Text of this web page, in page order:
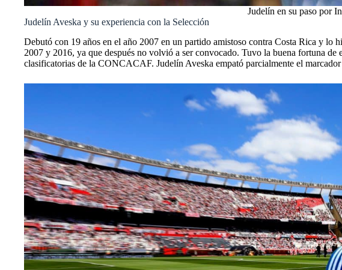
Judelín en su paso por
Judelín Aveska y su experiencia con la Selección
Debutó con 19 años en el año 2007 en un partido amistoso contra Costa Rica y lo
2007 y 2016, ya que después no volvió a ser convocado. Tuvo la buena fortuna
clasificatorias de la CONCACAF. Judelín Aveska empató parcialmente el